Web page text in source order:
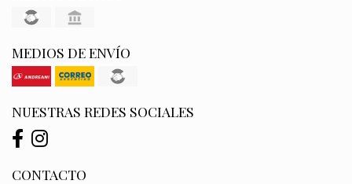
MEDIOS DE ENVÍO
NUESTRAS REDES SOCIALES
CONTACTO